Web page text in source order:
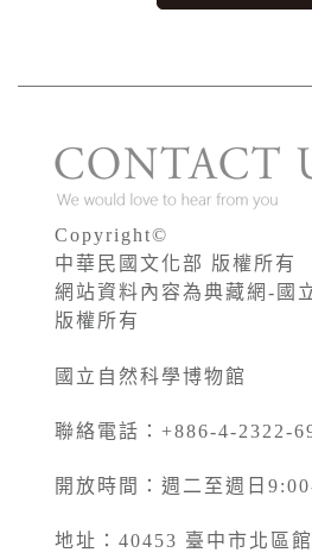
Copyright©
中華民國文化部 版權所有
網站資料內容為典藏網-國
版權所有
國立自然科學博物館
聯絡電話：+886-4-2322-
開放時間：週二至週日
地址：40453 臺中市北區